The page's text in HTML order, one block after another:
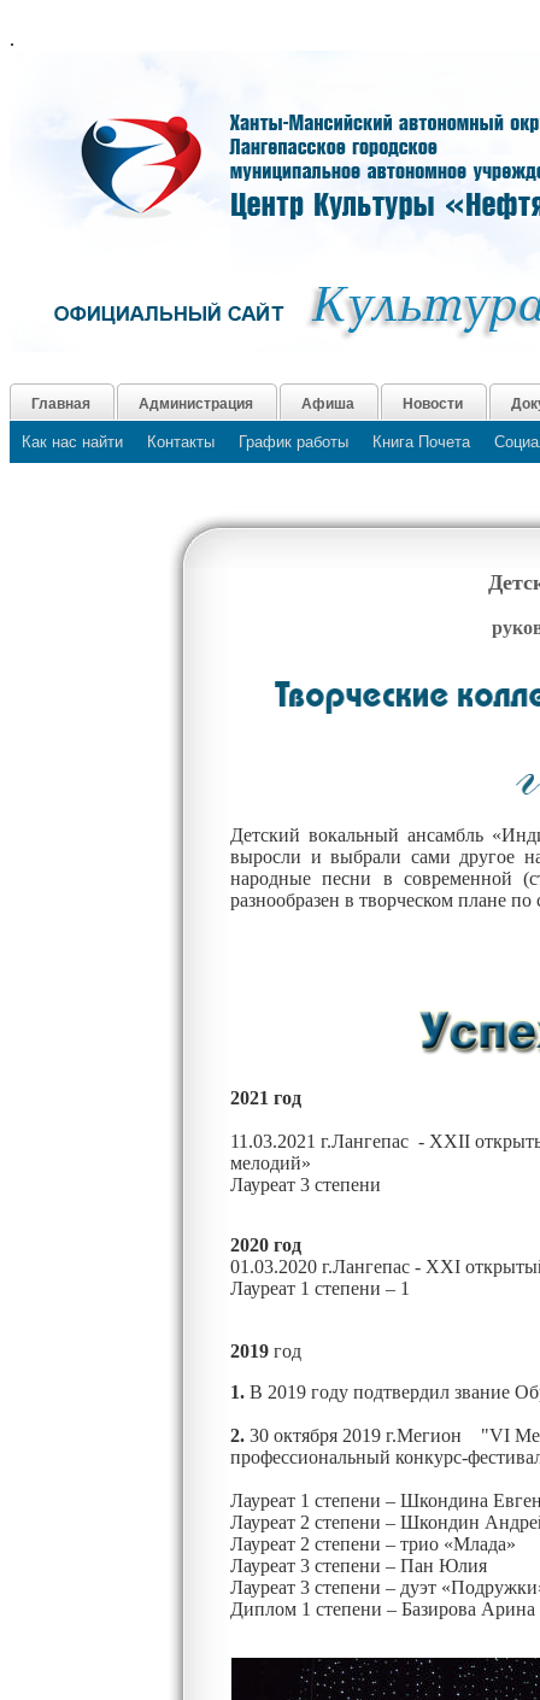
.
Главная
Как нас найти Контакты График работы Книга Почета
Администрация Афиша Новости
Детский вокальный ансамбль
выросли и выбрали сами другое
народные песни в современной
разнообразен в творческом плане
2021 год
11.03.2021 г.Лангепас - XXII
мелодий»
Лауреат 3 степени
2020 год
01.03.2020 г.Лангепас - XXI
Лауреат 1 степени – 1
2019 год
1. В 2019 году подтвердил звание
2. 30 октября 2019 г.Мегион "VI
профессиональный конкурс-
Лауреат 1 степени – Шкондина
Лауреат 2 степени – Шкондин
Лауреат 2 степени – трио «Млада»
Лауреат 3 степени – Пан Юлия
Лауреат 3 степени – дуэт
Диплом 1 степени – Базирова Арина